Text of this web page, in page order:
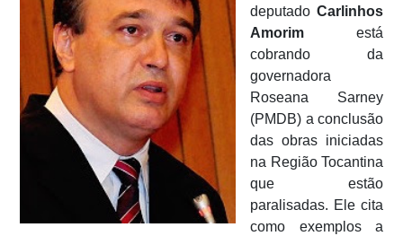
deputado Carlinhos
Amorim está
cobrando da
governadora
Roseana Sarney
(PMDB) a conclusão
das obras iniciadas
na Região Tocantina
que estão
paralisadas. Ele cita
como exemplos a